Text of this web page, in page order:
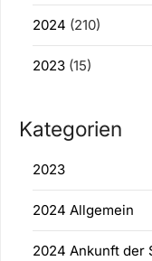
2024 (210)
2023 (15)
Kategorien
2023
2024 Allgemein
2024 Ankunft der